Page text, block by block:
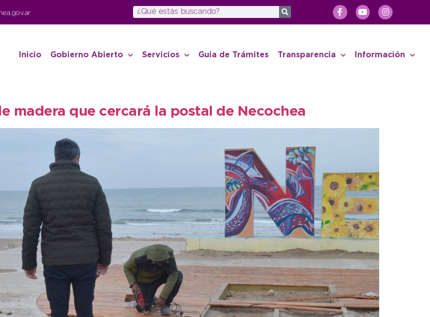
Inicio Gobierno Abierto Servicios Guia de Trámites Transparencia Información
madera que cercará la postal de Necochea